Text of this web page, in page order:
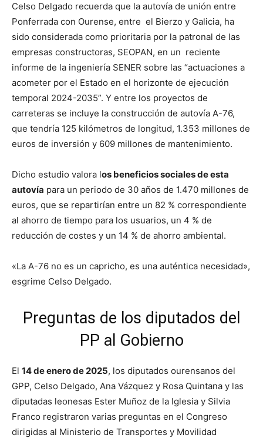
Celso Delgado recuerda que la autovía de unión entre
Ponferrada con Ourense, entre el Bierzo y Galicia, ha
sido considerada como prioritaria por la patronal de las
empresas constructoras, SEOPAN, en un reciente
informe de la ingeniería SENER sobre las “actuaciones a
acometer por el Estado en el horizonte de ejecución
temporal 2024-2035”. Y entre los proyectos de
carreteras se incluye la construcción de autovía A-76,
que tendría 125 kilómetros de longitud, 1.353 millones de
euros de inversión y 609 millones de mantenimiento.
Dicho estudio valora los beneficios sociales de esta
autovía para un periodo de 30 años de 1.470 millones de
euros, que se repartirían entre un 82 % correspondiente
al ahorro de tiempo para los usuarios, un 4 % de
reducción de costes y un 14 % de ahorro ambiental.
«La A-76 no es un capricho, es una auténtica necesidad»,
esgrime Celso Delgado.
Preguntas de los diputados del
PP al Gobierno
El 14 de enero de 2025, los diputados ourensanos del
GPP, Celso Delgado, Ana Vázquez y Rosa Quintana y las
diputadas leonesas Ester Muñoz de la Iglesia y Silvia
Franco registraron varias preguntas en el Congreso
dirigidas al Ministerio de Transportes y Movilidad